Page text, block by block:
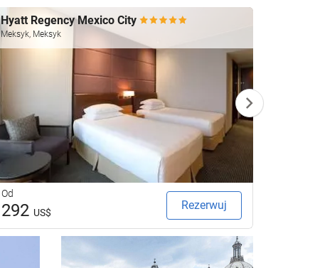
Hyatt Regency Mexico City
Meksyk, Meksyk
Od
292 US$
Rezerwuj